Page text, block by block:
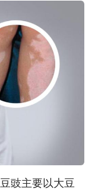
豉主要以大豆